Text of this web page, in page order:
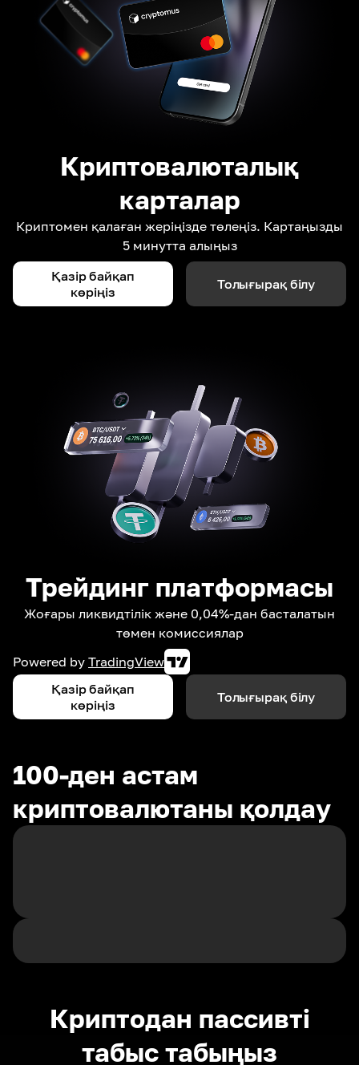
Криптовалюталық
карталар
Криптомен қалаған жеріңізде төлеңіз. Картаңызды
5 минутта алыңыз
Қазір байқап
көріңіз
Толығырақ білу
Трейдинг платформасы
Жоғары ликвидтілік және 0,04%-дан басталатын
төмен комиссиялар
Powered by TradingView
Қазір байқап
көріңіз
Толығырақ білу
100-ден астам
криптовалютаны қолдау
Криптодан пассивті
табыс табыңыз